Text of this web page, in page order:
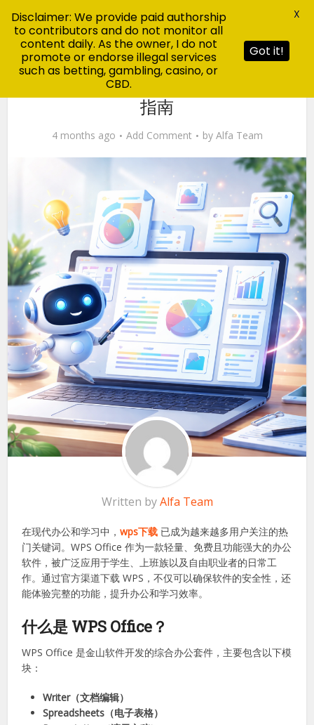
wps下载：官方安全下载与完整使用
指南
4 months ago Add Comment byAlfa Team
Written byAlfa Team
在现代办公和学习中，wps下载已成为越来越多用户关注的热
软件，被广泛应用于学生、上班族以及自由职业者的日常工
作。通过官方渠道下载 WPS，不仅可以确保软件的安全性，还
能体验完整的功能，提升办公和学习效率。
Disclaimer: We provide paid authorship
to contributors and do not monitor all
content daily. As the owner, I do not
promote or endorse illegal services
such as betting, gambling, casino, or
CBD.
Got it!
X